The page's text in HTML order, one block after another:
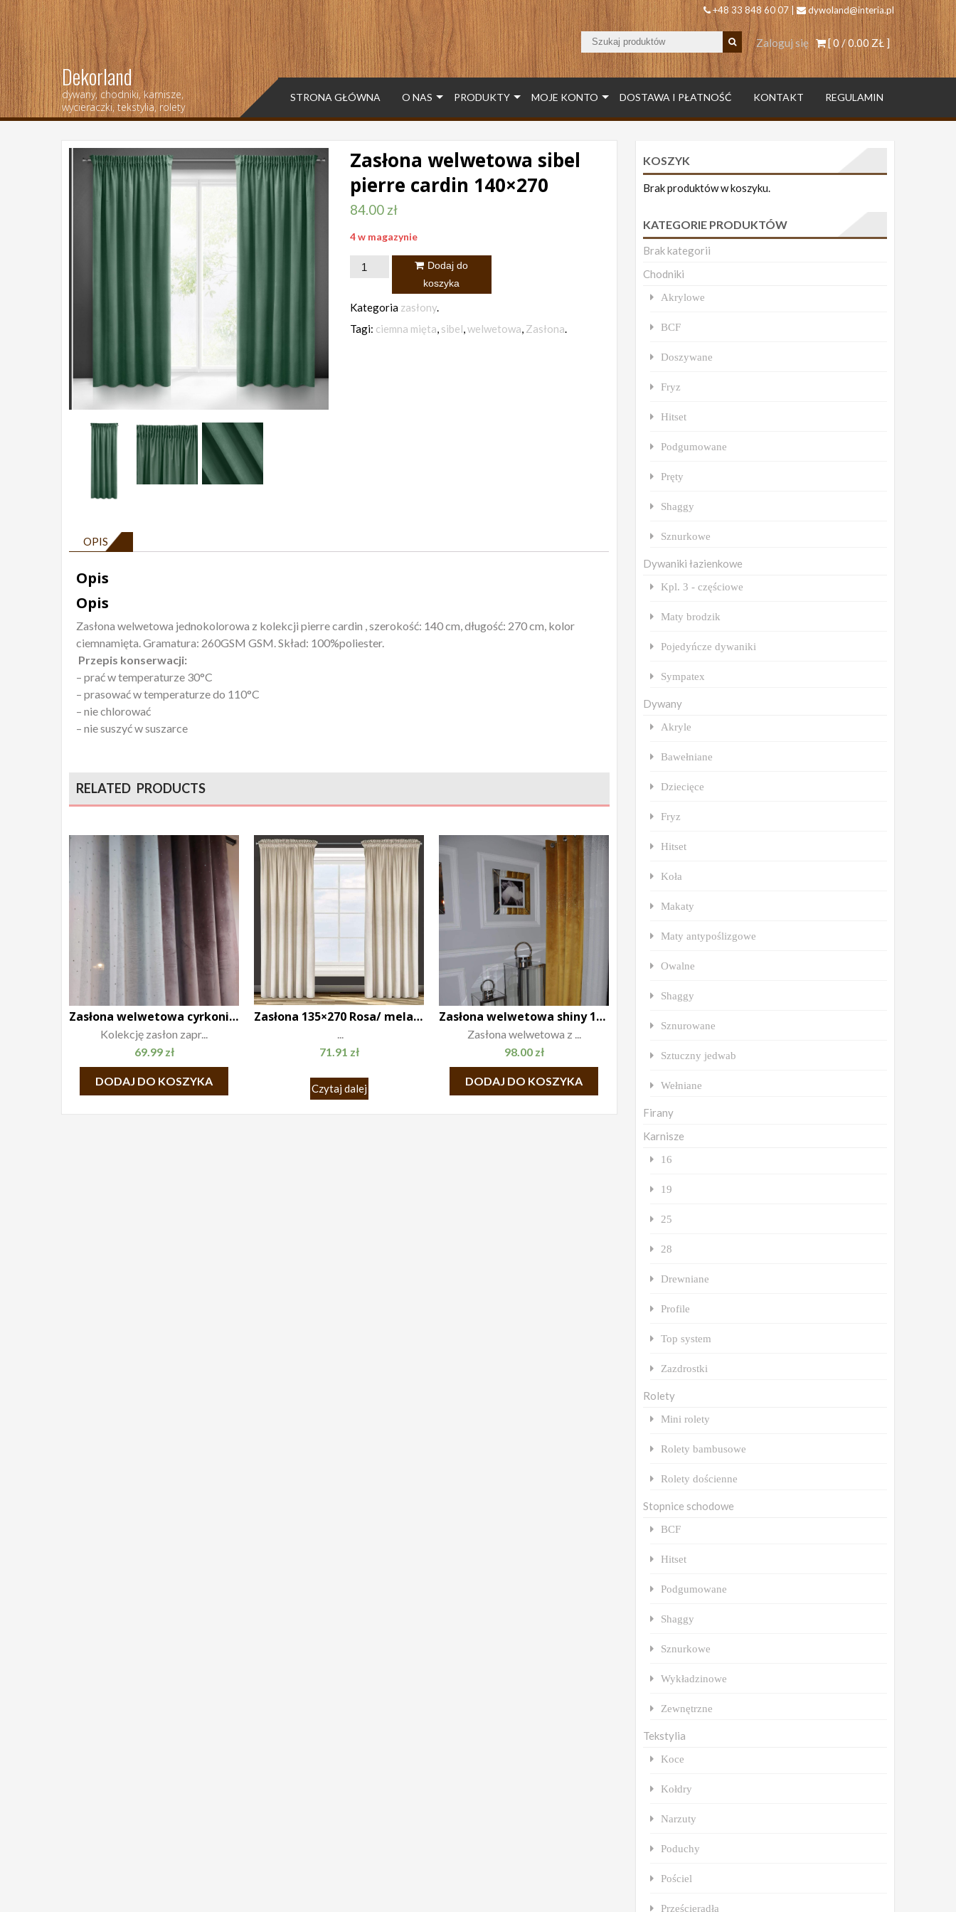
+48 33 848 60 07 | dywoland@interia.pl
[ 0 /0.00 ZŁ]
Zaloguj się
Dekorland
dywany, chodniki, karnisze,
wycieraczki, tekstylia, rolety
STRONA GŁÓWNA O NAS PRODUKTY MOJE KONTO DOSTAWA I PŁATNOŚĆ KONTAKT REGULAMIN
Zasłona welwetowa sibel
pierre cardin 140×270
84.00 zł
4 w magazynie
ilość
welwetowa
Dodaj do
koszyka
Kategoria zasłony.
Tagi: ciemna mięta, sibel,welwetowa, Zasłona.
OPIS
Opis
Opis
Zasłona welwetowa jednokolorowa z kolekcji pierre cardin , szerokość: 140 cm, długość: 270 cm, kolor
ciemnamięta. Gramatura: 260GSM GSM. Skład: 100%poliester.
Przepis konserwacji:
– prać w temperaturze 30°C
– prasować w temperaturze do 110°C
– nie chlorować
– nie suszyć w suszarce
RELATED PRODUCTS
Zasłona welwetowa cyrkonie 140×250
Kolekcję zasłon zapr...
69.99 zł
DODAJ DO KOSZYKA
Zasłona 135×270 Rosa/ melanie
71.91 zł
Czytaj dalej
Zasłona welwetowa shiny 140×250
Zasłona welwetowa z ...
98.00 zł
DODAJ DO KOSZYKA
KOSZYK
Brak produktów w koszyku.
KATEGORIE PRODUKTÓW
Brak kategorii
Chodniki
Akrylowe
BCF
Doszywane
Fryz
Hitset
Podgumowane
Pręty
Shaggy
Sznurkowe
Dywaniki łazienkowe
Kpl. 3 - częściowe
Maty brodzik
Pojedyńcze dywaniki
Sympatex
Dywany
Akryle
Bawełniane
Dziecięce
Fryz
Hitset
Koła
Makaty
Maty antypoślizgowe
Owalne
Shaggy
Sznurowane
Sztuczny jedwab
Wełniane
Firany
Karnisze
16
19
25
28
Drewniane
Profile
Top system
Zazdrostki
Rolety
Mini rolety
Rolety bambusowe
Rolety dościenne
Stopnice schodowe
BCF
Hitset
Podgumowane
Shaggy
Sznurkowe
Wykładzinowe
Zewnętrzne
Tekstylia
Koce
Kołdry
Narzuty
Poduchy
Pościel
Prześcieradła